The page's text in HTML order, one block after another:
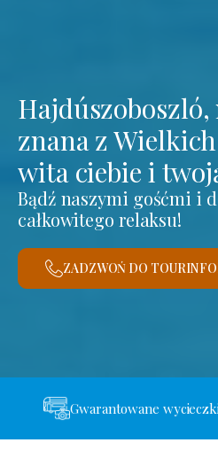
znana z
wita ciebie i
Bądź naszymi gośćmi i
całkowitego relaksu!
ZADZWOŃ DO
Gwarantowane